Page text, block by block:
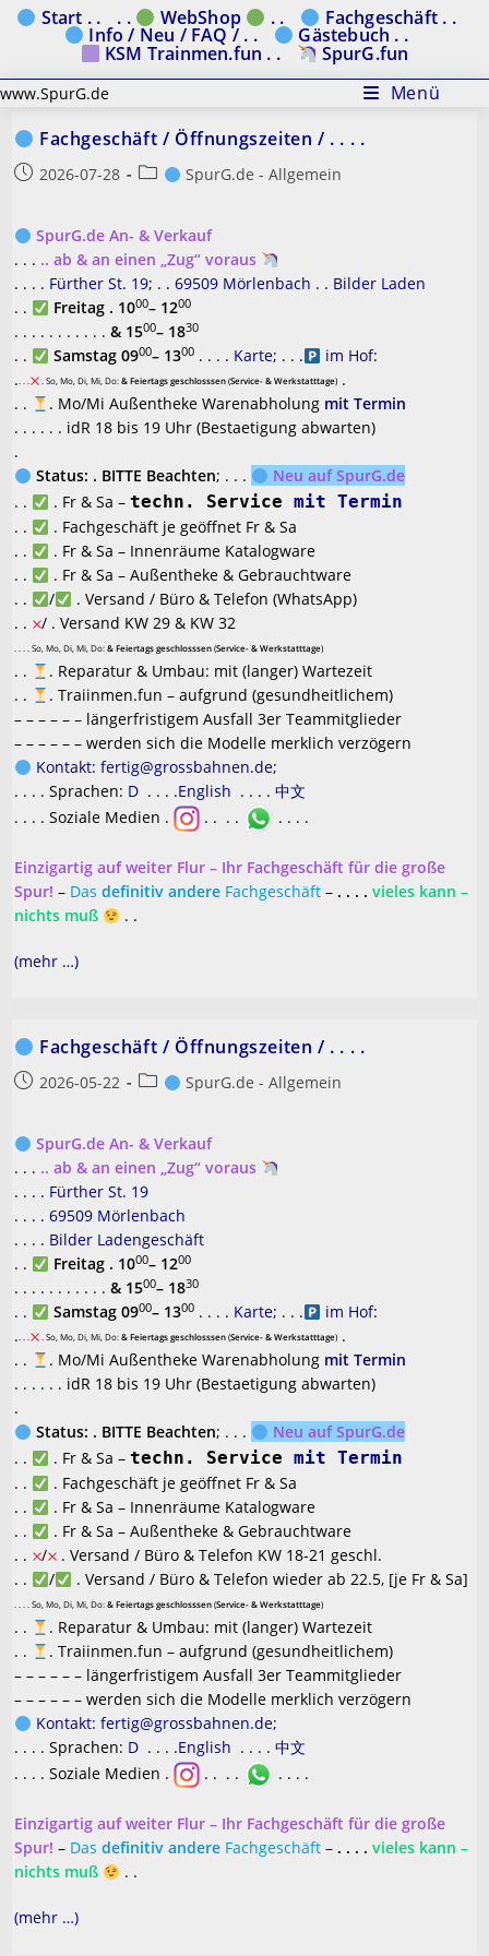
Zum Start . . . . WebShop . . Fachgeschäft . .
Info / Neu / FAQ / . . Gästebuch . .
KSM Trainmen.fun . . SpurG.fun
www.SpurG.de
Menü
Fachgeschäft / Öffnungszeiten / . . . .
Beitrag2026-07-28
Beitrags-SpurG.de - Allgemein
SpurG.de An- & Verkauf
. . . .. ab & an einen „Zug“ voraus
. . . . Fürther St. 19; . .69509 Mörlenbach . . Bilder Laden
. .
Freitag . 1000– 1200
. . . . . . . . . . .& 1500– 1830
. . Samstag 0900– 1300 . . . . Karte; . . . im Hof:
.
. So, Mo, Di, Mi, Do:& Feiertags geschlosssen (Service- & Werkstatttage) .
. .
. Mo/Mi Außentheke Warenabholung mit Termin
. . . . . . idR 18 bis 19 Uhr (Bestaetigung abwarten)
.
Status: . BITTE Beachten; . . .
Neu auf SpurG.de
. .
. Fr & Sa –techn. Servicemit Termin
. .
. Fachgeschäft je geöffnet Fr & Sa
. .
. Fr & Sa – Innenräume Katalogware
. .
. Fr & Sa – Außentheke & Gebrauchtware
. .
/
. Versand / Büro & Telefon (WhatsApp)
. .
/ . Versand KW 29 & KW 32
. . . . So, Mo, Di, Mi, Do:& Feiertags geschlosssen (Service- & Werkstatttage)
. .
. Reparatur & Umbau: mit (langer) Wartezeit
. .
. Traiinmen.fun – aufgrund (gesundheitlichem)
– – – – – – längerfristigem Ausfall 3er Teammitglieder
– – – – – – werden sich die Modelle merklich verzögern
Kontakt: fertig@grossbahnen.de;
. . . . Sprachen: D . . . .English . . . .中文
. . . . Soziale Medien .
. . . . . . . .
Einzigartig auf weiter Flur – Ihr Fachgeschäft für die große
Spur! – Dasdefinitiv andere Fachgeschäft – . . . .vieles kann –
nichts muß
. .
(mehr …)
Fachgeschäft / Öffnungszeiten / . . . .
Beitrag2026-05-22
Beitrags-SpurG.de - Allgemein
SpurG.de An- & Verkauf
. . . .. ab & an einen „Zug“ voraus
. . . . Fürther St. 19
. . . .69509 Mörlenbach
. . . . Bilder Ladengeschäft
. .
Freitag . 1000– 1200
. . . . . . . . . . .& 1500– 1830
. . Samstag 0900– 1300 . . . . Karte; . . . im Hof:
.
. So, Mo, Di, Mi, Do:& Feiertags geschlosssen (Service- & Werkstatttage) .
. .
. Mo/Mi Außentheke Warenabholung mit Termin
. . . . . . idR 18 bis 19 Uhr (Bestaetigung abwarten)
.
Status: . BITTE Beachten; . . .
Neu auf SpurG.de
. .
. Fr & Sa –techn. Servicemit Termin
. .
. Fachgeschäft je geöffnet Fr & Sa
. .
. Fr & Sa – Innenräume Katalogware
. .
. Fr & Sa – Außentheke & Gebrauchtware
. .
/
. Versand / Büro & Telefon KW 18-21 geschl.
. .
/ . Versand / Büro & Telefon wieder ab 22.5, [je Fr & Sa]
. . . . So, Mo, Di, Mi, Do:& Feiertags geschlosssen (Service- & Werkstatttage)
. .
. Reparatur & Umbau: mit (langer) Wartezeit
. .
. Traiinmen.fun – aufgrund (gesundheitlichem)
– – – – – – längerfristigem Ausfall 3er Teammitglieder
– – – – – – werden sich die Modelle merklich verzögern
Kontakt: fertig@grossbahnen.de;
. . . . Sprachen: D . . . .English . . . .中文
. . . . Soziale Medien .
. . . . . . . .
Einzigartig auf weiter Flur – Ihr Fachgeschäft für die große
Spur! – Dasdefinitiv andere Fachgeschäft – . . . .vieles kann –
nichts muß
. .
(mehr …)